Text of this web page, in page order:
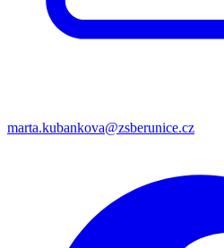
marta.kubankova@zsberunice.cz